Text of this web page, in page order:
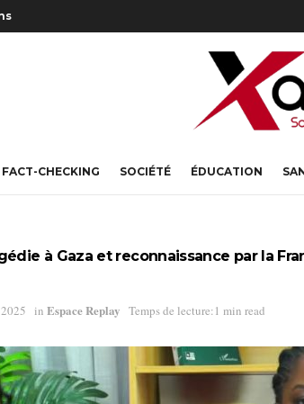
FACT-CHECKING SOCIÉTÉ ÉDUCATION
à Gaza et reconnaissance par la
in Espace Replay Temps de lecture:1 min read